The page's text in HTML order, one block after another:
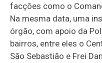
facções como o
Na mesma data, uma
órgão, com apoio da
bairros, entre eles o
São Sebastião e Frei